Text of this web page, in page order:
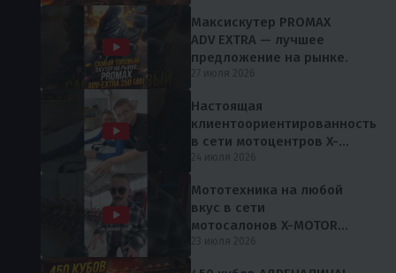
Максискутер PROMAX
ADV EXTRA — лучшее
предложение на рынке.
27 июля 2026
Настоящая
клиентоориентированность
в сети мотоцентров X-
MOTORS 😎
24 июля 2026
Мототехника на любой
вкус в сети
мотосалонов X-MOTORS
😎
23 июля 2026